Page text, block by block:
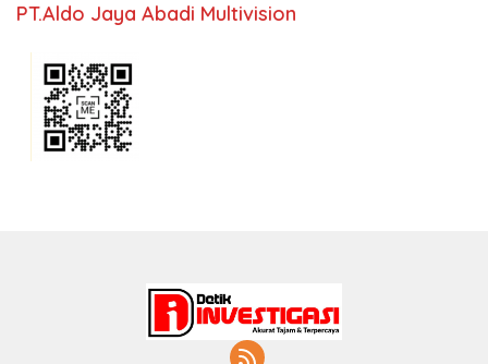
PT.Aldo Jaya Abadi Multivision